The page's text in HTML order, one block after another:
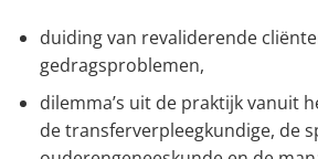
duiding van revaliderende
gedragsproblemen,
dilemma’s uit de praktijk vanuit
de transferverpleegkundige, de